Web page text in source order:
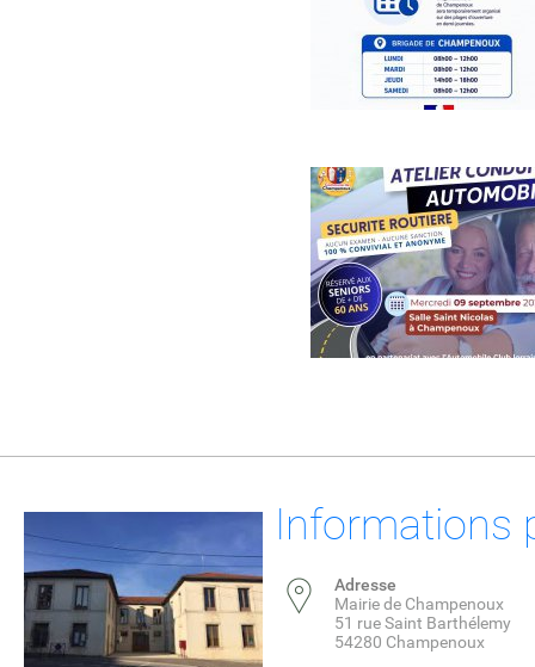
Informations
Adresse
Mairie de Champenoux
51 rue Saint Barthélemy
54280 Champenoux